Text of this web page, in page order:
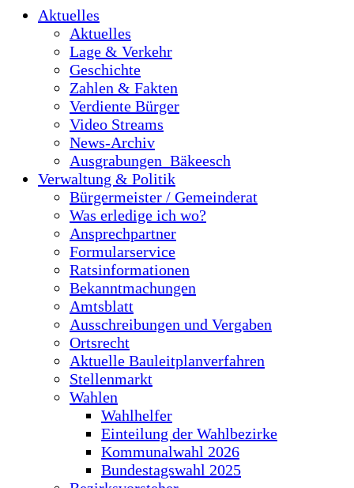
Aktuelles
Aktuelles
Lage & Verkehr
Geschichte
Zahlen & Fakten
Verdiente Bürger
Video Streams
News-Archiv
Ausgrabungen_Bäkeesch
Verwaltung & Politik
Bürgermeister / Gemeinderat
Was erledige ich wo?
Ansprechpartner
Formularservice
Ratsinformationen
Bekanntmachungen
Amtsblatt
Ausschreibungen und Vergaben
Ortsrecht
Aktuelle Bauleitplanverfahren
Stellenmarkt
Wahlen
Wahlhelfer
Einteilung der Wahlbezirke
Kommunalwahl 2026
Bundestagswahl 2025